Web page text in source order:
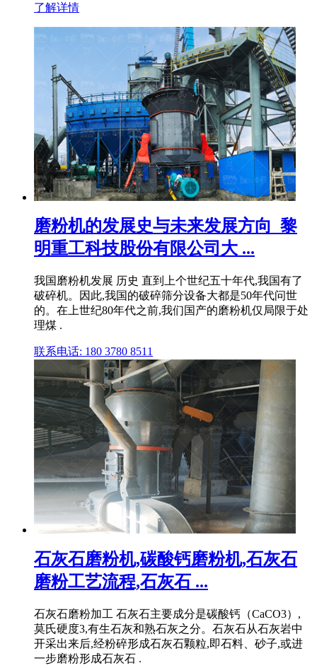
了解详情
磨粉机的发展史与未来发展方向_黎
明重工科技股份有限公司大 ...
我国磨粉机发展 历史 直到上个世纪五十年代,我国有了
破碎机。因此,我国的破碎筛分设备大都是50年代问世
的。在上世纪80年代之前,我们国产的磨粉机仅局限于处
理煤 .
联系电话: 180 3780 8511
石灰石磨粉机,碳酸钙磨粉机,石灰石
磨粉工艺流程,石灰石 ...
石灰石磨粉加工 石灰石主要成分是碳酸钙（CaCO3）,
莫氏硬度3,有生石灰和熟石灰之分。石灰石从石灰岩中
开采出来后,经粉碎形成石灰石颗粒,即石料、砂子,或进
一步磨粉形成石灰石 .